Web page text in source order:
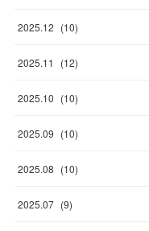
2025.12 (10)
2025.11 (12)
2025.10 (10)
2025.09 (10)
2025.08 (10)
2025.07 (9)